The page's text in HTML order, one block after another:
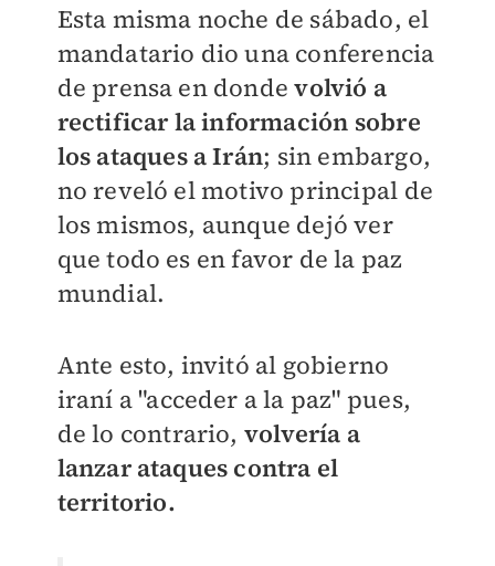
Esta misma noche de sábado, el
mandatario dio una conferencia
de prensa en dondevolvió a
rectificar la información sobre
los ataques a Irán; sin embargo,
no reveló el motivo principal de
los mismos, aunque dejó ver
que todo es en favor de la paz
mundial.
Ante esto, invitó al gobierno
iraní a "acceder a la paz" pues,
de lo contrario, volvería a
lanzar ataques contra el
territorio.